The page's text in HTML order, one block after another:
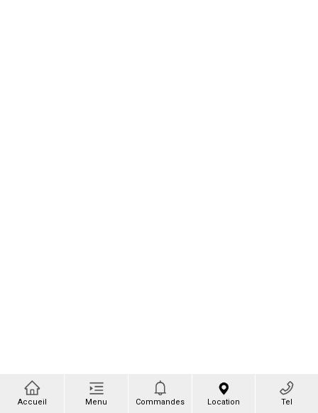
Accueil Menu Commandes Location Tel